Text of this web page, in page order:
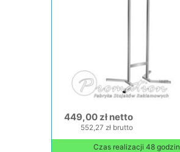
449,00 zł netto
552,27 zł brutto
Czas realizacji 48 godzin